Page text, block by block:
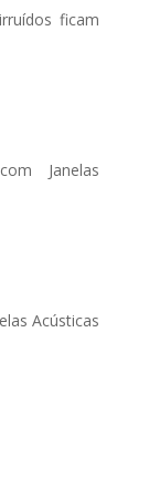
ficam
Janelas
Acústicas